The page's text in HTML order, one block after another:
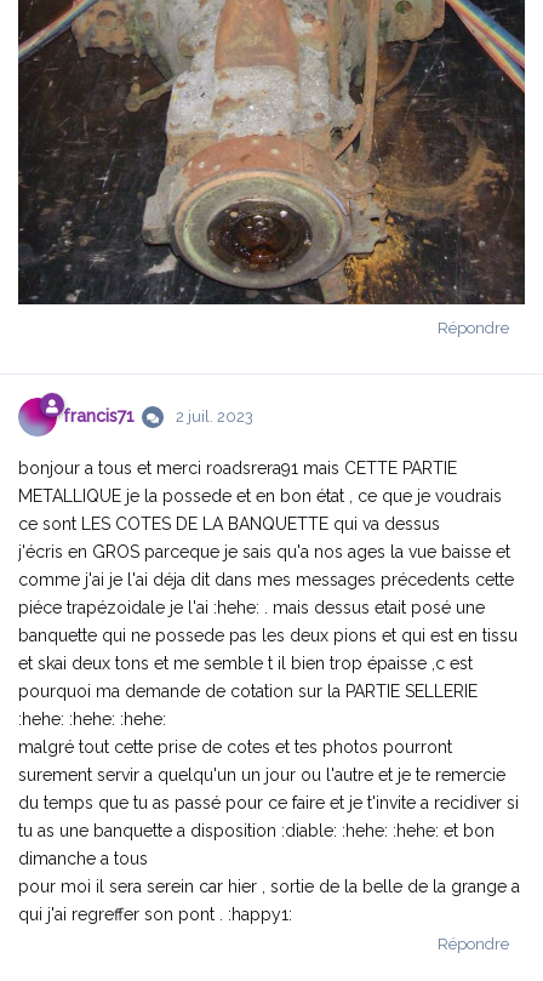
Répondre
francis71 2 juil. 2023
bonjour a tous et merci roadsrera91 mais CETTE PARTIE
METALLIQUE je la possede et en bon état , ce que je voudrais
ce sont LES COTES DE LA BANQUETTE qui va dessus
j'écris en GROS parceque je sais qu'a nos ages la vue baisse et
comme j'ai je l'ai déja dit dans mes messages précedents cette
piéce trapézoidale je l'ai :hehe: . mais dessus etait posé une
banquette qui ne possede pas les deux pions et qui est en tissu
et skai deux tons et me semble t il bien trop épaisse ,c est
pourquoi ma demande de cotation sur la PARTIE SELLERIE
:hehe: :hehe: :hehe:
malgré tout cette prise de cotes et tes photos pourront
surement servir a quelqu'un un jour ou l'autre et je te remercie
du temps que tu as passé pour ce faire et je t'invite a recidiver si
tu as une banquette a disposition :diable: :hehe: :hehe: et bon
dimanche a tous
pour moi il sera serein car hier , sortie de la belle de la grange a
qui j'ai regreffer son pont . :happy1:
Répondre